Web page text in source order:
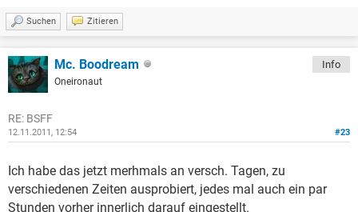
Suchen Zitieren
Mc. Boodream
Oneironaut
Info
RE: BSFF
#23
12.11.2011, 12:54
Ich habe das jetzt merhmals an versch. Tagen, zu
verschiedenen Zeiten ausprobiert, jedes mal auch ein par
Stunden vorher innerlich darauf eingestellt.